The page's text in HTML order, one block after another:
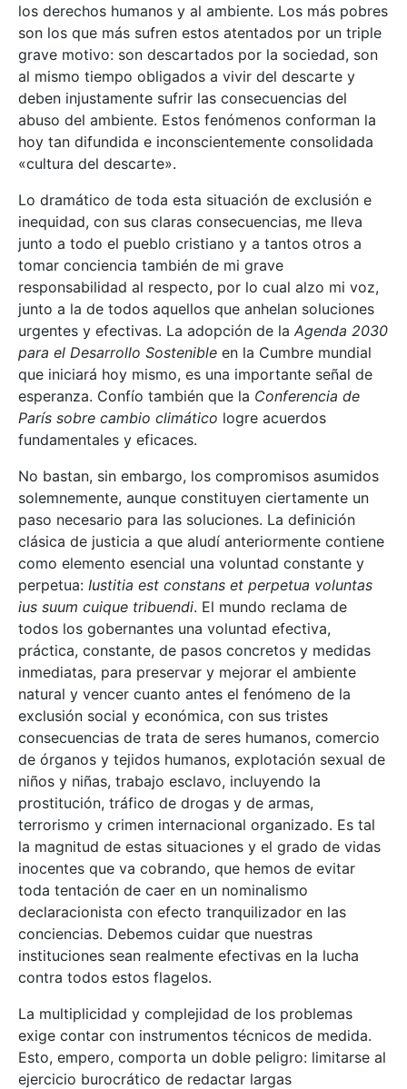
los derechos humanos y al ambiente. Los más pobres
son los que más sufren estos atentados por un triple
grave motivo: son descartados por la sociedad, son
al mismo tiempo obligados a vivir del descarte y
deben injustamente sufrir las consecuencias del
abuso del ambiente. Estos fenómenos conforman la
hoy tan difundida e inconscientemente consolidada
«cultura del descarte».
Lo dramático de toda esta situación de exclusión e
inequidad, con sus claras consecuencias, me lleva
junto a todo el pueblo cristiano y a tantos otros a
tomar conciencia también de mi grave
responsabilidad al respecto, por lo cual alzo mi voz,
junto a la de todos aquellos que anhelan soluciones
urgentes y efectivas. La adopción de la Agenda 2030
para el Desarrollo Sostenible en la Cumbre mundial
que iniciará hoy mismo, es una importante señal de
esperanza. Confío también que la Conferencia de
París sobre cambio climático logre acuerdos
fundamentales y eficaces.
No bastan, sin embargo, los compromisos asumidos
solemnemente, aunque constituyen ciertamente un
paso necesario para las soluciones. La definición
clásica de justicia a que aludí anteriormente contiene
como elemento esencial una voluntad constante y
perpetua: Iustitia est constans et perpetua voluntas
ius suum cuique tribuendi. El mundo reclama de
todos los gobernantes una voluntad efectiva,
práctica, constante, de pasos concretos y medidas
inmediatas, para preservar y mejorar el ambiente
natural y vencer cuanto antes el fenómeno de la
exclusión social y económica, con sus tristes
consecuencias de trata de seres humanos, comercio
de órganos y tejidos humanos, explotación sexual de
niños y niñas, trabajo esclavo, incluyendo la
prostitución, tráfico de drogas y de armas,
terrorismo y crimen internacional organizado. Es tal
la magnitud de estas situaciones y el grado de vidas
inocentes que va cobrando, que hemos de evitar
toda tentación de caer en un nominalismo
declaracionista con efecto tranquilizador en las
conciencias. Debemos cuidar que nuestras
instituciones sean realmente efectivas en la lucha
contra todos estos flagelos.
La multiplicidad y complejidad de los problemas
exige contar con instrumentos técnicos de medida.
Esto, empero, comporta un doble peligro: limitarse al
ejercicio burocrático de redactar largas